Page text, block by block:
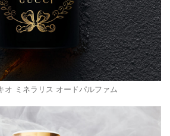
オ ミネラリス オードパルファム